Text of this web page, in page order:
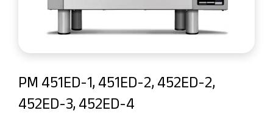
PM 451ED-1, 451ED-2, 452ED-2,
452ED-3, 452ED-4